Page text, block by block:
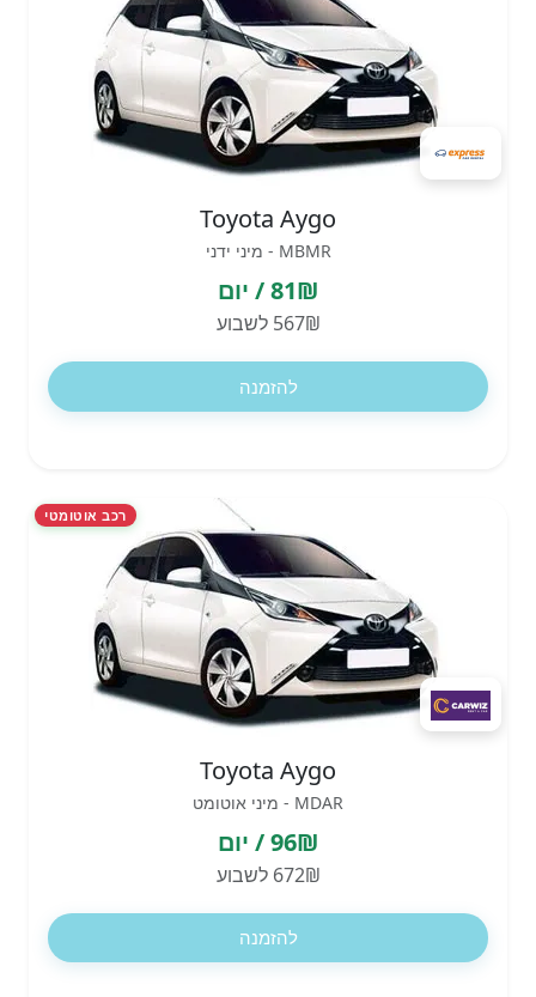
Toyota Aygo
MBMR - מיני ידני
81₪ / יום
567₪ לשבוע
להזמנה
רכב אוטומטי
Toyota Aygo
MDAR - מיני אוטומט
96₪ / יום
672₪ לשבוע
להזמנה